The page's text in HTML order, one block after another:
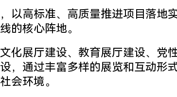
高标准、高质量推进项目落地
的核心阵地。
化展厅建设、 教育展厅建设、党
，通过丰富多样的展览和互动形
会环境。